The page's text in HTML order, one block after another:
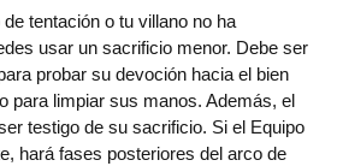
tentación o tu villano no ha
usar un sacrificio menor. Debe ser
probar su devoción hacia el bien
para limpiar sus manos. Además, el
testigo de su sacrificio. Si el Equipo
hará fases posteriores del arco de